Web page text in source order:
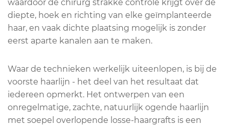
waardoor de chirurg strakke controle krijgt over de
diepte, hoek en richting van elke geïmplanteerde
haar, en vaak dichte plaatsing mogelijk is zonder
eerst aparte kanalen aan te maken.
Waar de technieken werkelijk uiteenlopen, is bij de
voorste haarlijn - het deel van het resultaat dat
iedereen opmerkt. Het ontwerpen van een
onregelmatige, zachte, natuurlijk ogende haarlijn
met soepel overlopende losse-haargrafts is een